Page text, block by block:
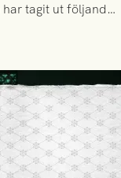
tagit ut följande